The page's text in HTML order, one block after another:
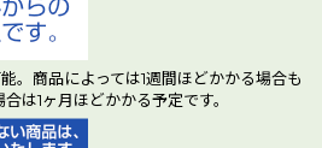
。商品によっては1週間ほどかかる場合も
は1ヶ月ほどかかる予定です。